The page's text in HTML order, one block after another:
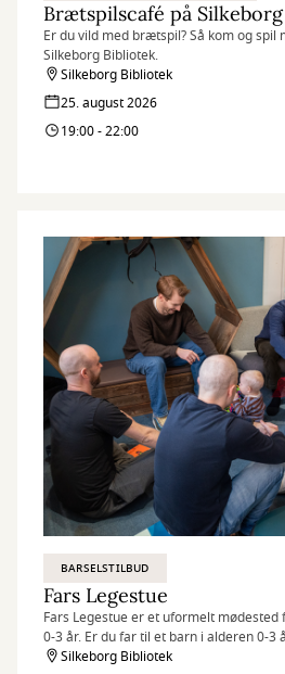
Brætspilscafé på
Er du vild med brætspil? Så kom og spil
Silkeborg Bibliotek.
Silkeborg Bibliotek
25. august 2026
19:00 - 22:00
BARSELSTILBUD
Fars Legestue
Fars Legestue er et uformelt
0-3 år. Er du far til et barn i alderen 0-3
eller orlov og bor i Silkeborg Kommune?
Silkeborg Bibliotek